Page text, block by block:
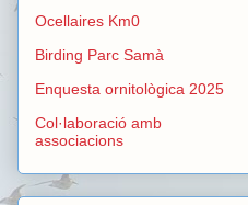
Ocellaires Km0
Birding Parc Samà
Enquesta ornitològica 2025
Col·laboració amb
associacions